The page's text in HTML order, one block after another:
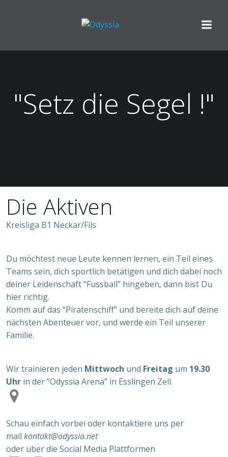
springen
"Setz die Segel !"
Die Aktiven
Kreisliga B1 Neckar/Fils
Du möchtest neue Leute kennen lernen, ein Teil eines
Teams sein, dich sportlich betätigen und dich dabei noch
deiner Leidenschaft “Fussball” hingeben, dann bist Du
hier richtig.
Komm auf das “Piratenschiff” und bereite dich auf deine
nächsten Abenteuer vor, und werde ein Teil unserer
Familie.
Wir trainieren jeden Mittwoch und Freitag um 19.30
Uhr in der “Odyssia Arena” in Esslingen Zell.
Schau einfach vorbei oder kontaktiere uns per
mail kontakt@odyssia.net
oder über die Social Media Plattformen